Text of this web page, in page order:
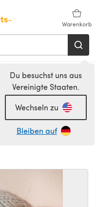
Warenkorb
Du besuchst uns aus
Vereinigte Staaten.
Wechseln zu
Bleiben auf
Hats